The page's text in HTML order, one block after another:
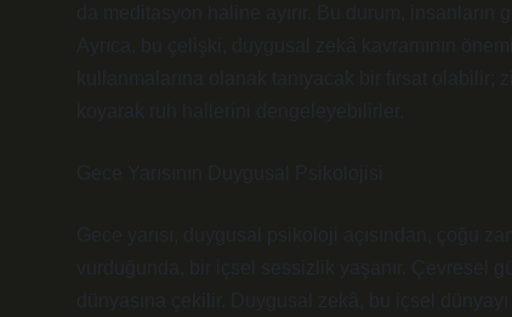
da meditasyon haline ayırır. Bu durum, insanların
Ayrıca, bu çelişki, duygusal zekâ kavramının
kullanmalarına olanak tanıyacak bir fırsat
koyarak ruh hallerini dengeleyebilirler.
Gece Yarısının Duygusal Psikolojisi
Gece yarısı, duygusal psikoloji açısından, çoğu
vurduğunda, bir içsel sessizlik yaşanır. Çevresel
dünyasına çekilir. Duygusal zekâ, bu içsel